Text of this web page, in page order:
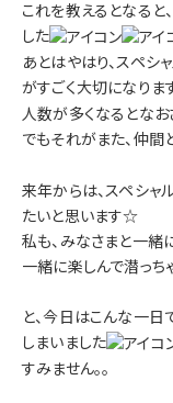
これを教えるとなると
した
あとはやはり、スペシ
がすごく大切になります
人数が多くなるとなおさ
でもそれがまた、仲
来年からは、スペシャ
たいと思います☆
私も、みなさまと一緒
一緒に楽しんで潜っ
と、今日はこんな一日
しまいました
すみません。。